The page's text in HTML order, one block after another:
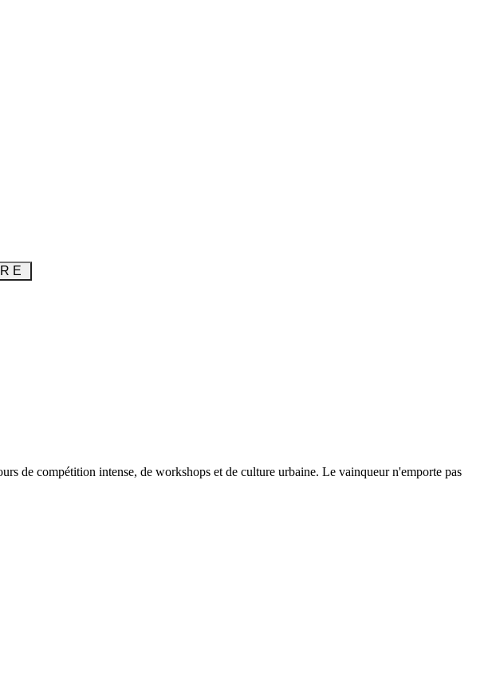
de compétition intense, de workshops et de culture urbaine. Le vainqueur n'emporte pas